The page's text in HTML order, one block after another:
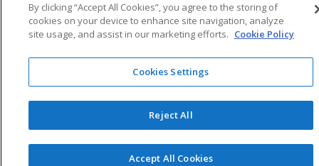
By clicking “Accept All Cookies”, you agree to the storing of
cookies on your device to enhance site navigation, analyze
site usage, and assist in our marketing efforts. Cookie Policy
Cookies Settings
Reject All
Accept All Cookies